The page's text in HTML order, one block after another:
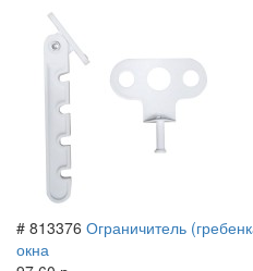
# 813376 Ограничитель
окна